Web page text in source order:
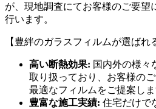
が、現地調査にてお客様のご要望
行います。
【豊絆のガラスフィルムが選ばれ
高い断熱効果: 国内外の様々
取り扱っており、お客様の
最適なフィルムをご提案しま
豊富な施工実績: 住宅だけで